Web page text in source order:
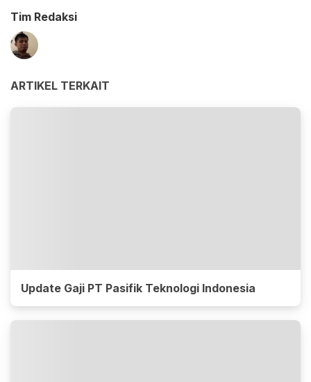
Tim Redaksi
ARTIKEL TERKAIT
Update Gaji PT Pasifik Teknologi Indonesia